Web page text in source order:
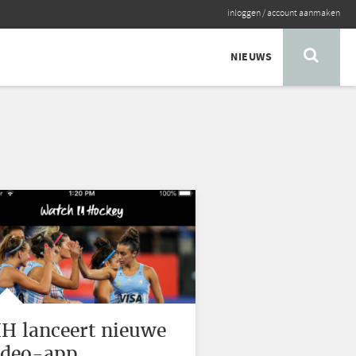
inloggen/account aanmaken
NIEUWS
lanceert nieuwe